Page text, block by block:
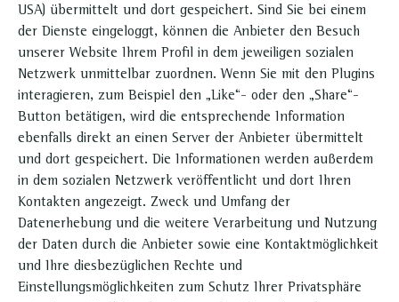
USA) übermittelt und dort gespeichert. Sind Sie bei einem
der Dienste eingeloggt, können die Anbieter den Besuch
unserer Website Ihrem Profil in dem jeweiligen sozialen
Netzwerk unmittelbar zuordnen. Wenn Sie mit den Plugins
interagieren, zum Beispiel den „Like“- oder den „Share“-
Button betätigen, wird die entsprechende Information
ebenfalls direkt an einen Server der Anbieter übermittelt
und dort gespeichert. Die Informationen werden außerdem
in dem sozialen Netzwerk veröffentlicht und dort Ihren
Kontakten angezeigt. Zweck und Umfang der
Datenerhebung und die weitere Verarbeitung und Nutzung
der Daten durch die Anbieter sowie eine Kontaktmöglichkeit
und Ihre diesbezüglichen Rechte und
Einstellungsmöglichkeiten zum Schutz Ihrer Privatsphäre